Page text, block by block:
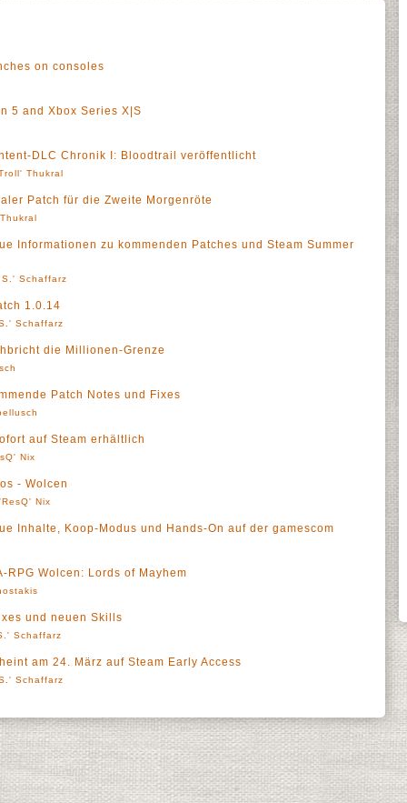
on consoles
5 and Xbox Series X|S
DLC Chronik I: Bloodtrail veröffentlicht
Thukral
Patch für die Zweite Morgenröte
Informationen zu kommenden Patches und Steam Summer
S.' Schaffarz
1.0.14
Schaffarz
die Millionen-Grenze
Patch Notes und Fixes
auf Steam erhältlich
Nix
- Wolcen
Nix
Inhalte, Koop-Modus und Hands-On auf der gamescom
RPG Wolcen: Lords of Mayhem
und neuen Skills
Schaffarz
am 24. März auf Steam Early Access
Schaffarz